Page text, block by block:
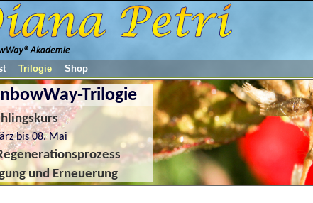
Trilogie Shop
Trilogie
bis 08. Mai
und Erneuerung